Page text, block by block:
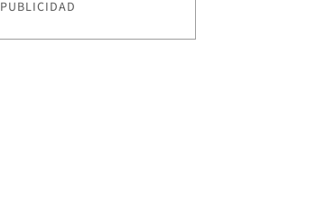
PUBLICIDAD